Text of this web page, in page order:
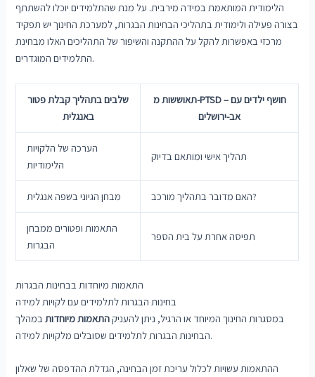
הלימודית המותאמת במידה מירבית. על מנת שהתלמידים יוכלו להשתתף
בצורה פעילה ולימודית בתהליכי הבחינות הבגרות, למערכת החינוך יש תפקיד
מרכזי באפשרות להקל על ההתקנה והשיפור של התהליכים האלו מבחינת
התלמידים המוגדרים.
שלבים בתהליך קבלת פטור
באנגלית
תאוששות מ-PTSD – חושף ילדים עם
אב-ירושלים
הערכה של הלקויות
הלימודיות
תהליך אישי ומותאם בדיוק
מבחן הגיוני בשפה אנגלית האם מדובר בתהליך מורכב?
התאמות ופטורים ממבחן
הבגרות
תפיסה אחרת על בית הספר
התאמות מיוחדות בבחינות הבגרות
בחינות הבגרות לתלמידים עם לקויות למידה
במסגרות החינוך המיוחד או הרגיל, ניתן להעניקהתאמות מיוחדותבמהלך
הבחינות הבגרות לתלמידים שסובלים מלקויות למידה.
ההתאמות עשויות לכלול עריכת זמן הבחינה, הגדלת ההדפסה של שאלון